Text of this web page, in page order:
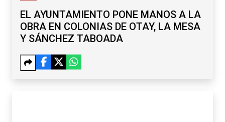
EL AYUNTAMIENTO PONE MANOS A LA
OBRA EN COLONIAS DE OTAY, LA MESA
Y SÁNCHEZ TABOADA